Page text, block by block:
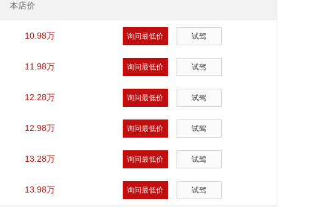
本店价
10.98万 询问最低价 试驾
11.98万 询问最低价 试驾
12.28万 询问最低价 试驾
12.98万 询问最低价 试驾
13.28万 询问最低价 试驾
13.98万 询问最低价 试驾